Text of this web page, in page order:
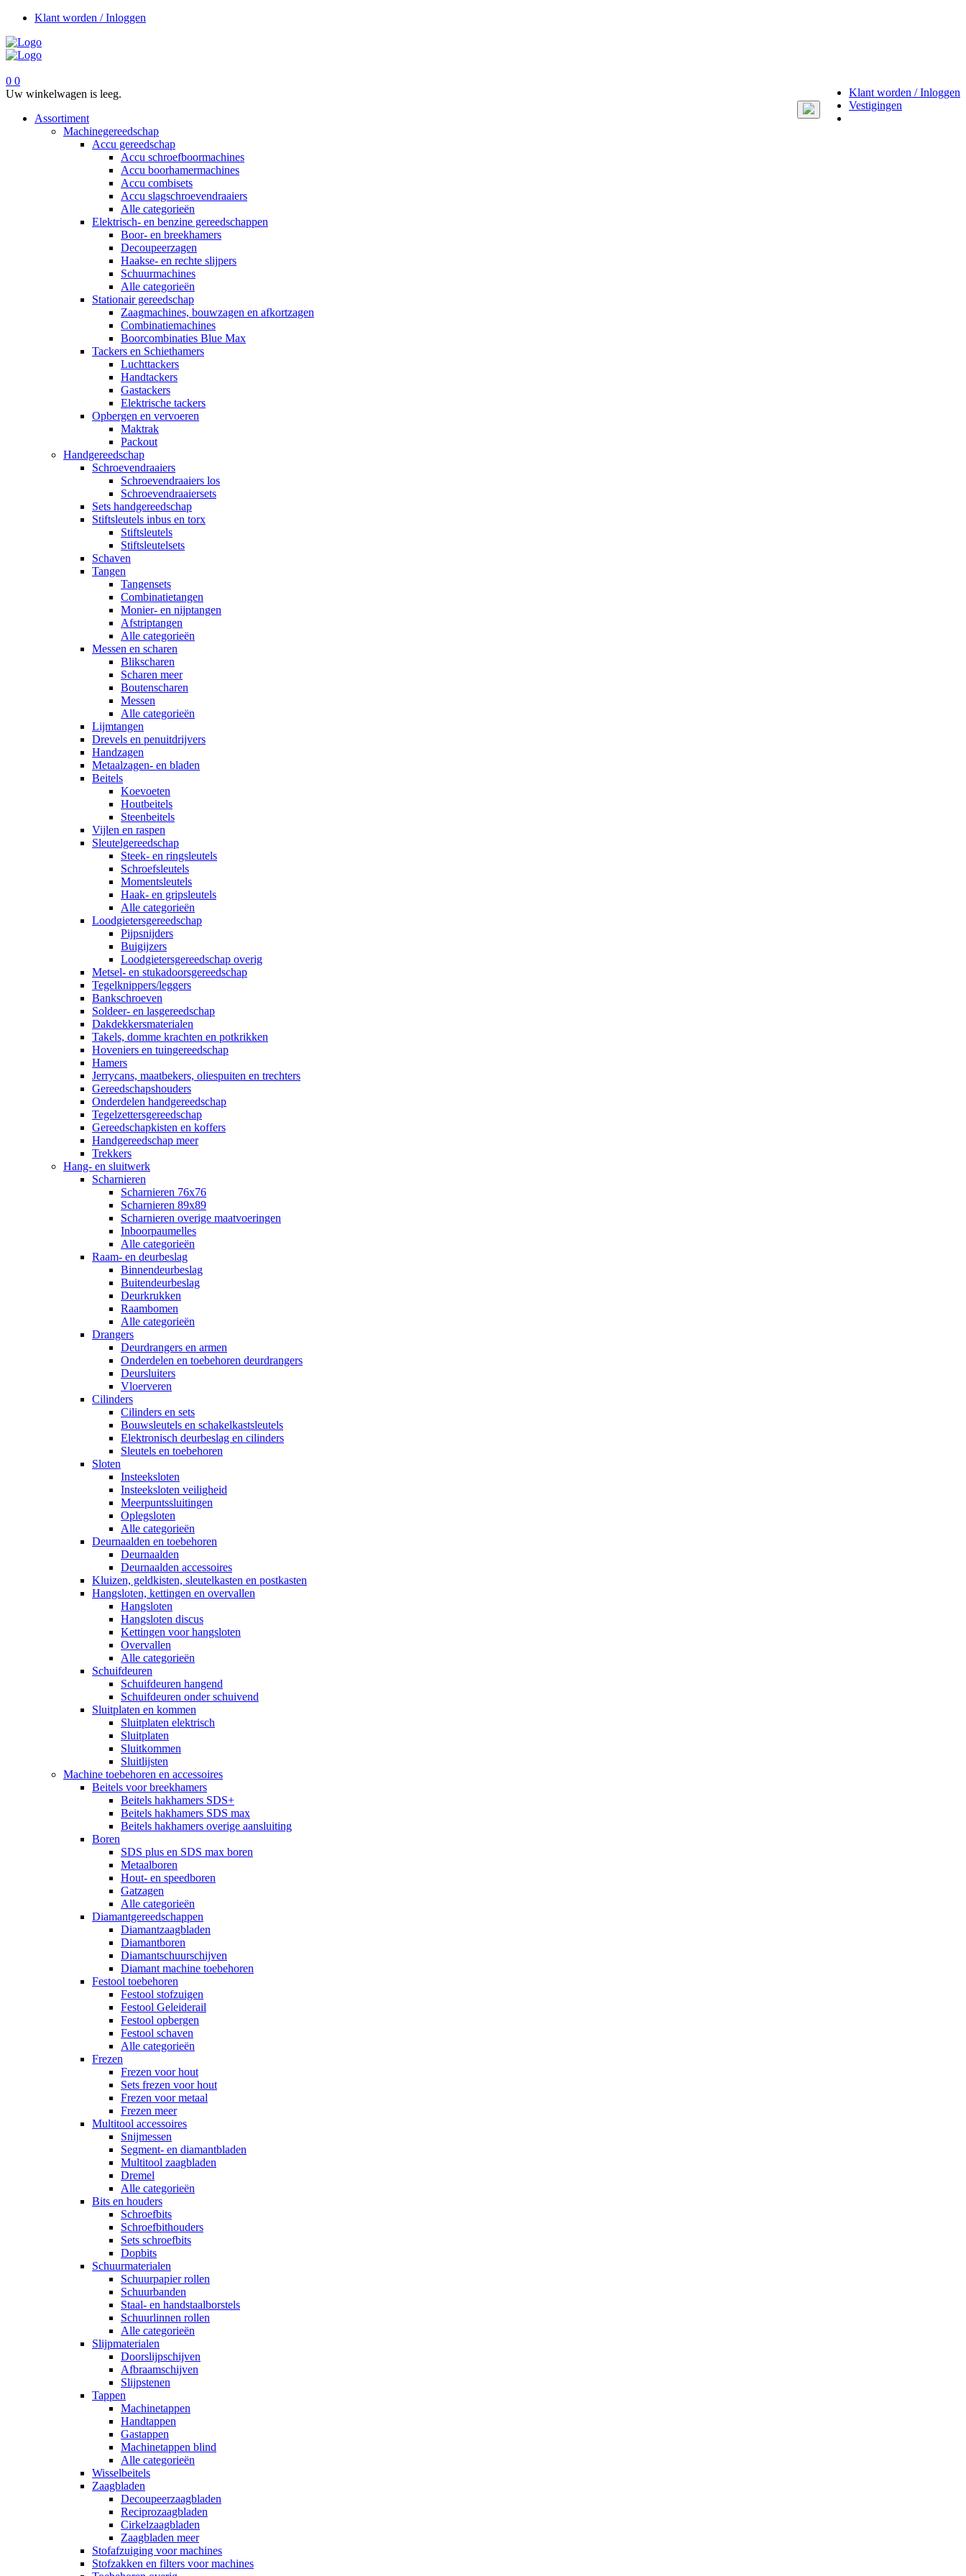
Klant worden / Inloggen
Klant worden / Inloggen
Vestigingen
0 0
Uw winkelwagen is leeg.
Toggle
navigation
Assortiment
Machinegereedschap
Accu gereedschap
Accu schroefboormachines
Accu boorhamermachines
Accu combisets
Accu slagschroevendraaiers
Alle categorieën
Elektrisch- en benzine gereedschappen
Boor- en breekhamers
Decoupeerzagen
Haakse- en rechte slijpers
Schuurmachines
Alle categorieën
Stationair gereedschap
Zaagmachines, bouwzagen en afkortzagen
Combinatiemachines
Boorcombinaties Blue Max
Tackers en Schiethamers
Luchttackers
Handtackers
Gastackers
Elektrische tackers
Opbergen en vervoeren
Maktrak
Packout
Handgereedschap
Schroevendraaiers
Schroevendraaiers los
Schroevendraaiersets
Sets handgereedschap
Stiftsleutels inbus en torx
Stiftsleutels
Stiftsleutelsets
Schaven
Tangen
Tangensets
Combinatietangen
Monier- en nijptangen
Afstriptangen
Alle categorieën
Messen en scharen
Blikscharen
Scharen meer
Boutenscharen
Messen
Alle categorieën
Lijmtangen
Drevels en penuitdrijvers
Handzagen
Metaalzagen- en bladen
Beitels
Koevoeten
Houtbeitels
Steenbeitels
Vijlen en raspen
Sleutelgereedschap
Steek- en ringsleutels
Schroefsleutels
Momentsleutels
Haak- en gripsleutels
Alle categorieën
Loodgietersgereedschap
Pijpsnijders
Buigijzers
Loodgietersgereedschap overig
Metsel- en stukadoorsgereedschap
Tegelknippers/leggers
Bankschroeven
Soldeer- en lasgereedschap
Dakdekkersmaterialen
Takels, domme krachten en potkrikken
Hoveniers en tuingereedschap
Hamers
Jerrycans, maatbekers, oliespuiten en trechters
Gereedschapshouders
Onderdelen handgereedschap
Tegelzettersgereedschap
Gereedschapkisten en koffers
Handgereedschap meer
Trekkers
Hang- en sluitwerk
Scharnieren
Scharnieren 76x76
Scharnieren 89x89
Scharnieren overige maatvoeringen
Inboorpaumelles
Alle categorieën
Raam- en deurbeslag
Binnendeurbeslag
Buitendeurbeslag
Deurkrukken
Raambomen
Alle categorieën
Drangers
Deurdrangers en armen
Onderdelen en toebehoren deurdrangers
Deursluiters
Vloerveren
Cilinders
Cilinders en sets
Bouwsleutels en schakelkastsleutels
Elektronisch deurbeslag en cilinders
Sleutels en toebehoren
Sloten
Insteeksloten
Insteeksloten veiligheid
Meerpuntssluitingen
Oplegsloten
Alle categorieën
Deurnaalden en toebehoren
Deurnaalden
Deurnaalden accessoires
Kluizen, geldkisten, sleutelkasten en postkasten
Hangsloten, kettingen en overvallen
Hangsloten
Hangsloten discus
Kettingen voor hangsloten
Overvallen
Alle categorieën
Schuifdeuren
Schuifdeuren hangend
Schuifdeuren onder schuivend
Sluitplaten en kommen
Sluitplaten elektrisch
Sluitplaten
Sluitkommen
Sluitlijsten
Machine toebehoren en accessoires
Beitels voor breekhamers
Beitels hakhamers SDS+
Beitels hakhamers SDS max
Beitels hakhamers overige aansluiting
Boren
SDS plus en SDS max boren
Metaalboren
Hout- en speedboren
Gatzagen
Alle categorieën
Diamantgereedschappen
Diamantzaagbladen
Diamantboren
Diamantschuurschijven
Diamant machine toebehoren
Festool toebehoren
Festool stofzuigen
Festool Geleiderail
Festool opbergen
Festool schaven
Alle categorieën
Frezen
Frezen voor hout
Sets frezen voor hout
Frezen voor metaal
Frezen meer
Multitool accessoires
Snijmessen
Segment- en diamantbladen
Multitool zaagbladen
Dremel
Alle categorieën
Bits en houders
Schroefbits
Schroefbithouders
Sets schroefbits
Dopbits
Schuurmaterialen
Schuurpapier rollen
Schuurbanden
Staal- en handstaalborstels
Schuurlinnen rollen
Alle categorieën
Slijpmaterialen
Doorslijpschijven
Afbraamschijven
Slijpstenen
Tappen
Machinetappen
Handtappen
Gastappen
Machinetappen blind
Alle categorieën
Wisselbeitels
Zaagbladen
Decoupeerzaagbladen
Reciprozaagbladen
Cirkelzaagbladen
Zaagbladen meer
Stofafzuiging voor machines
Stofzakken en filters voor machines